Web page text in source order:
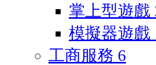
掌上型遊戲
模擬器遊戲
工商服務 6